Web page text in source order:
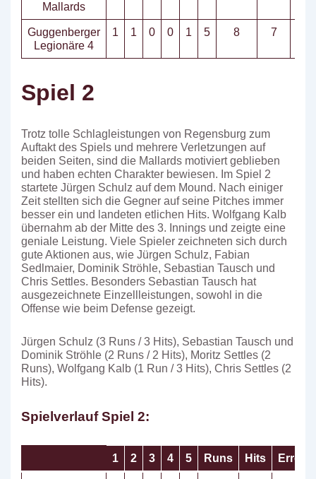
Mallards
Guggenberger
Legionäre 4
1 1 0 0 1 5 8 7
Spiel 2
Trotz tolle Schlagleistungen von Regensburg zum
Auftakt des Spiels und mehrere Verletzungen auf
beiden Seiten, sind die Mallards motiviert geblieben
und haben echten Charakter bewiesen. Im Spiel 2
startete Jürgen Schulz auf dem Mound. Nach einiger
Zeit stellten sich die Gegner auf seine Pitches immer
besser ein und landeten etlichen Hits. Wolfgang Kalb
übernahm ab der Mitte des 3. Innings und zeigte eine
geniale Leistung. Viele Spieler zeichneten sich durch
gute Aktionen aus, wie Jürgen Schulz, Fabian
Sedlmaier, Dominik Ströhle, Sebastian Tausch und
Chris Settles. Besonders Sebastian Tausch hat
ausgezeichnete Einzellleistungen, sowohl in die
Offense wie beim Defense gezeigt.
Jürgen Schulz (3 Runs / 3 Hits), Sebastian Tausch und
Dominik Ströhle (2 Runs / 2 Hits), Moritz Settles (2
Runs), Wolfgang Kalb (1 Run / 3 Hits), Chris Settles (2
Hits).
Spielverlauf Spiel 2:
1 2 3 4 5 Runs Hits Errors